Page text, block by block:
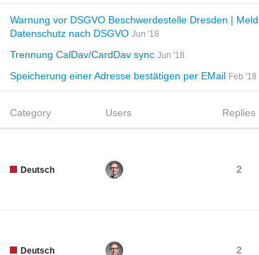
Warnung vor DSGVO Beschwerdestelle Dresden |
Datenschutz nach DSGVO Jun '18
Trennung CalDav/CardDav sync Jun '18
Speicherung einer Adresse bestätigen per EMail Feb '18
Category Users Replies
Deutsch 2
Deutsch 2